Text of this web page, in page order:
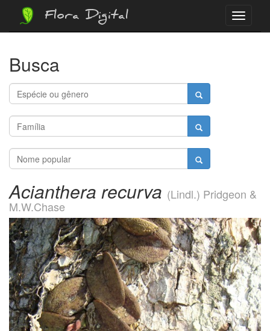
Menu
Flora Digital
Busca
Acianthera recurva (Lindl.) Pridgeon &
M.W.Chase